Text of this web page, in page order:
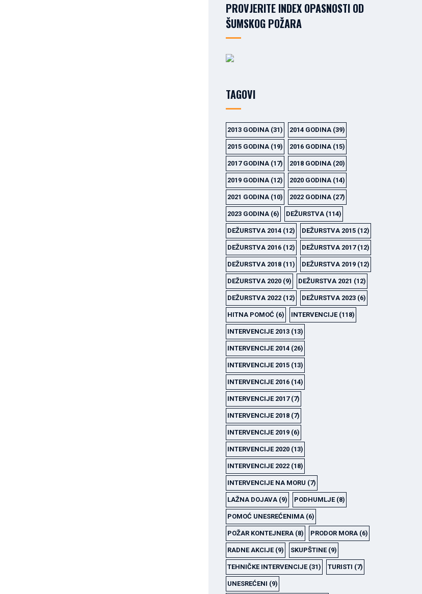
PROVJERITE INDEX OPASNOSTI OD
ŠUMSKOG POŽARA
TAGOVI
2013 GODINA(31) 2014 GODINA(39)
2015 GODINA(19) 2016 GODINA(15)
2017 GODINA(17) 2018 GODINA(20)
2019 GODINA(12) 2020 GODINA(14)
2021 GODINA(10) 2022 GODINA(27)
2023 GODINA(6) DEŽURSTVA(114)
DEŽURSTVA 2014(12) DEŽURSTVA 2015(12)
DEŽURSTVA 2016(12) DEŽURSTVA 2017(12)
DEŽURSTVA 2018(11) DEŽURSTVA 2019(12)
DEŽURSTVA 2020(9) DEŽURSTVA 2021 (12)
DEŽURSTVA 2022(12) DEŽURSTVA 2023(6)
HITNA POMOĆ (6) INTERVENCIJE(118)
INTERVENCIJE 2013(13)
INTERVENCIJE 2014(26)
INTERVENCIJE 2015(13)
INTERVENCIJE 2016(14)
INTERVENCIJE 2017(7)
INTERVENCIJE 2018(7)
INTERVENCIJE 2019(6)
INTERVENCIJE 2020(13)
INTERVENCIJE 2022(18)
INTERVENCIJE NA MORU (7)
LAŽNA DOJAVA(9) PODHUMLJE(8)
POMOĆ UNESREĆENIMA(6)
POŽAR KONTEJNERA(8) PRODOR MORA(6)
RADNE AKCIJE(9) SKUPŠTINE(9)
TEHNIČKE INTERVENCIJE(31) TURISTI (7)
UNESREĆENI (9)